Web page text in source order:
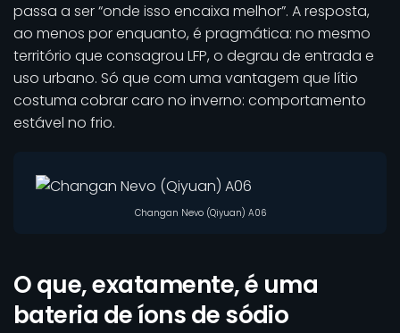
passa a ser “onde isso encaixa melhor”. A resposta,
ao menos por enquanto, é pragmática: no mesmo
território que consagrou LFP, o degrau de entrada e
uso urbano. Só que com uma vantagem que lítio
costuma cobrar caro no inverno: comportamento
estável no frio.
Changan Nevo (Qiyuan) A06
O que, exatamente, é uma
bateria de íons de sódio